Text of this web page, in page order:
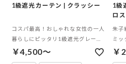
1級遮光カーテン | クラッシー
コスパ最高！おしゃれな女性の一人
暮らしにピッタリ1級遮光グレー＆
ホワイト無地カーテン
￥4,500～
1級
ロス
朱子
ミッ
纏う
￥